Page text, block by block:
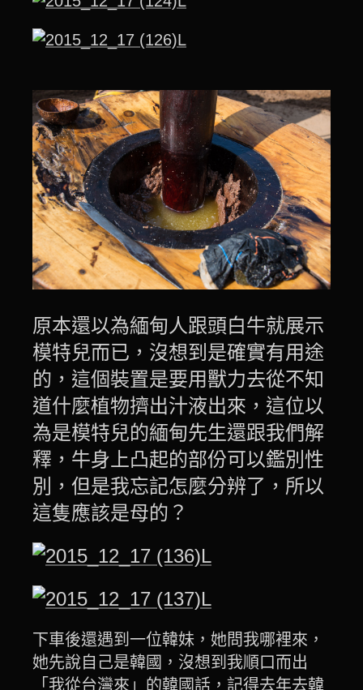
原本還以為緬甸人跟頭白牛就展示
模特兒而已，沒想到是確實有用途
的，這個裝置是要用獸力去從不知
道什麼植物擠出汁液出來，這位以
為是模特兒的緬甸先生還跟我們解
釋，牛身上凸起的部份可以鑑別性
別，但是我忘記怎麼分辨了，所以
這隻應該是母的？
下車後還遇到一位韓妹，她問我哪裡來，
她先說自己是韓國，沒想到我順口而出
「我從台灣來」的韓國話，記得去年去韓